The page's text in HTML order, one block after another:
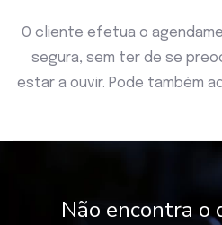
O cliente efetua o
segura, sem ter de se
estar a ouvir. Pode também
Não encontra o